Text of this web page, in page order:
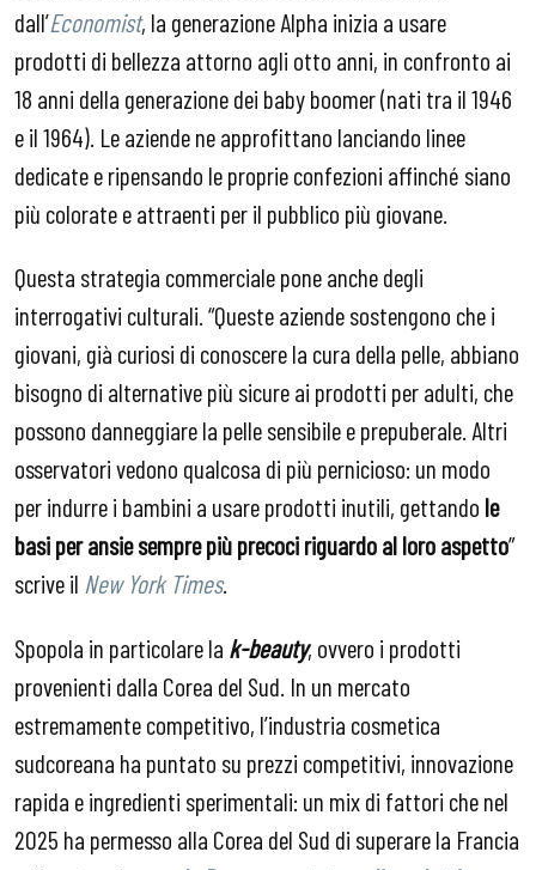
dall’Economist, la generazione Alpha inizia a usare
prodotti di bellezza attorno agli otto anni, in confronto ai
18 anni della generazione dei baby boomer (nati tra il 1946
e il 1964). Le aziende ne approfittano lanciando linee
dedicate e ripensando le proprie confezioni affinché siano
più colorate e attraenti per il pubblico più giovane.
Questa strategia commerciale pone anche degli
interrogativi culturali. “Queste aziende sostengono che i
giovani, già curiosi di conoscere la cura della pelle, abbiano
bisogno di alternative più sicure ai prodotti per adulti, che
possono danneggiare la pelle sensibile e prepuberale. Altri
osservatori vedono qualcosa di più pernicioso: un modo
per indurre i bambini a usare prodotti inutili, gettando le
basi per ansie sempre più precoci riguardo al loro aspetto”
scrive il New York Times.
Spopola in particolare la k-beauty, ovvero i prodotti
provenienti dalla Corea del Sud. In un mercato
estremamente competitivo, l’industria cosmetica
sudcoreana ha puntato su prezzi competitivi, innovazione
rapida e ingredienti sperimentali: un mix di fattori che nel
2025 ha permesso alla Corea del Sud di superare la Francia